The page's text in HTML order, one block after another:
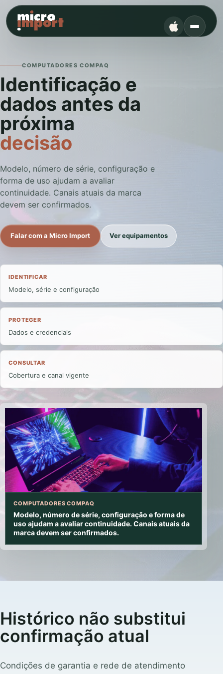
COMPUTADORES COMPAQ
Identificação e
dados antes da
próxima
decisão
Modelo, número de série, configuração e
forma de uso ajudam a avaliar
continuidade. Canais atuais da marca
devem ser confirmados.
Falar com a Micro Import Ver equipamentos
IDENTIFICAR
Modelo, série e configuração
PROTEGER
Dados e credenciais
CONSULTAR
Cobertura e canal vigente
COMPUTADORES COMPAQ
Modelo, número de série, configuração e forma de
uso ajudam a avaliar continuidade. Canais atuais da
marca devem ser confirmados.
Histórico não substitui
confirmação atual
Condições de garantia e rede de atendimento